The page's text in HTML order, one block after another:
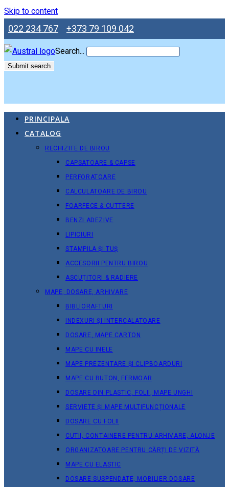
Skip to content
022 234 767 +373 79 109 042
Search...
Submit search
PRINCIPALA
CATALOG
RECHIZITE DE BIROU
CAPSATOARE & CAPSE
PERFORATOARE
CALCULATOARE DE BIROU
FOARFECE & CUTTERE
BENZI ADEZIVE
LIPICIURI
STAMPILA ȘI TUȘ
ACCESORII PENTRU BIROU
ASCUȚITORI & RADIERE
MAPE, DOSARE, ARHIVARE
BIBLIORAFTURI
INDEXURI ȘI INTERCALATOARE
DOSARE, MAPE CARTON
MAPE CU INELE
MAPE PREZENTARE ȘI CLIPBOARDURI
MAPE CU BUTON, FERMOAR
DOSARE DIN PLASTIC, FOLII, MAPE UNGHI
SERVIETE ȘI MAPE MULTIFUNCȚIONALE
DOSARE CU FOLII
CUTII, CONTAINERE PENTRU ARHIVARE, ALONJE
ORGANIZATOARE PENTRU CĂRȚI DE VIZITĂ
MAPE CU ELASTIC
DOSARE SUSPENDATE, MOBILIER DOSARE